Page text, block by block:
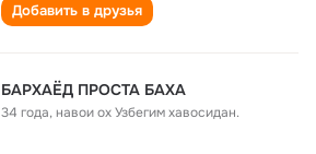
Добавить в друзья
БАРХАËД ПРОСТА БАХА
34 года,навои ох Узбегим хавосидан.